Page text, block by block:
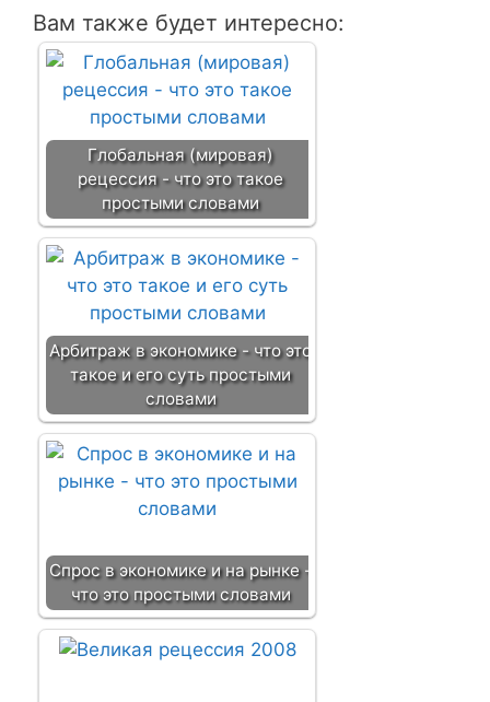
ц
и
и
Вам также будет интересно:
Глобальная (мировая)
рецессия - что это такое
простыми словами
Арбитраж в экономике - что это
такое и его суть простыми
словами
Спрос в экономике и на рынке -
что это простыми словами